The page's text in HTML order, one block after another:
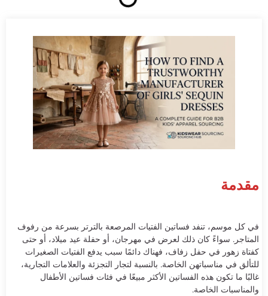
مقدمة
في كل موسم، تنفد فساتين الفتيات المرصعة بالترتر بسرعة من رفوف
المتاجر. سواءً كان ذلك لعرض في مهرجان، أو حفلة عيد ميلاد، أو حتى
كفتاة زهور في حفل زفاف، فهناك دائمًا سبب يدفع الفتيات الصغيرات
للتألق في مناسباتهن الخاصة. بالنسبة لتجار التجزئة والعلامات التجارية،
غالبًا ما تكون هذه الفساتين الأكثر مبيعًا في فئات فساتين الأطفال
والمناسبات الخاصة.